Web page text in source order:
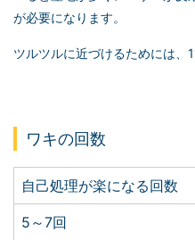
が必要になります。
ツルツルに近づけるためには、
ワキの回数
自己処理が楽になる回数
5～7回